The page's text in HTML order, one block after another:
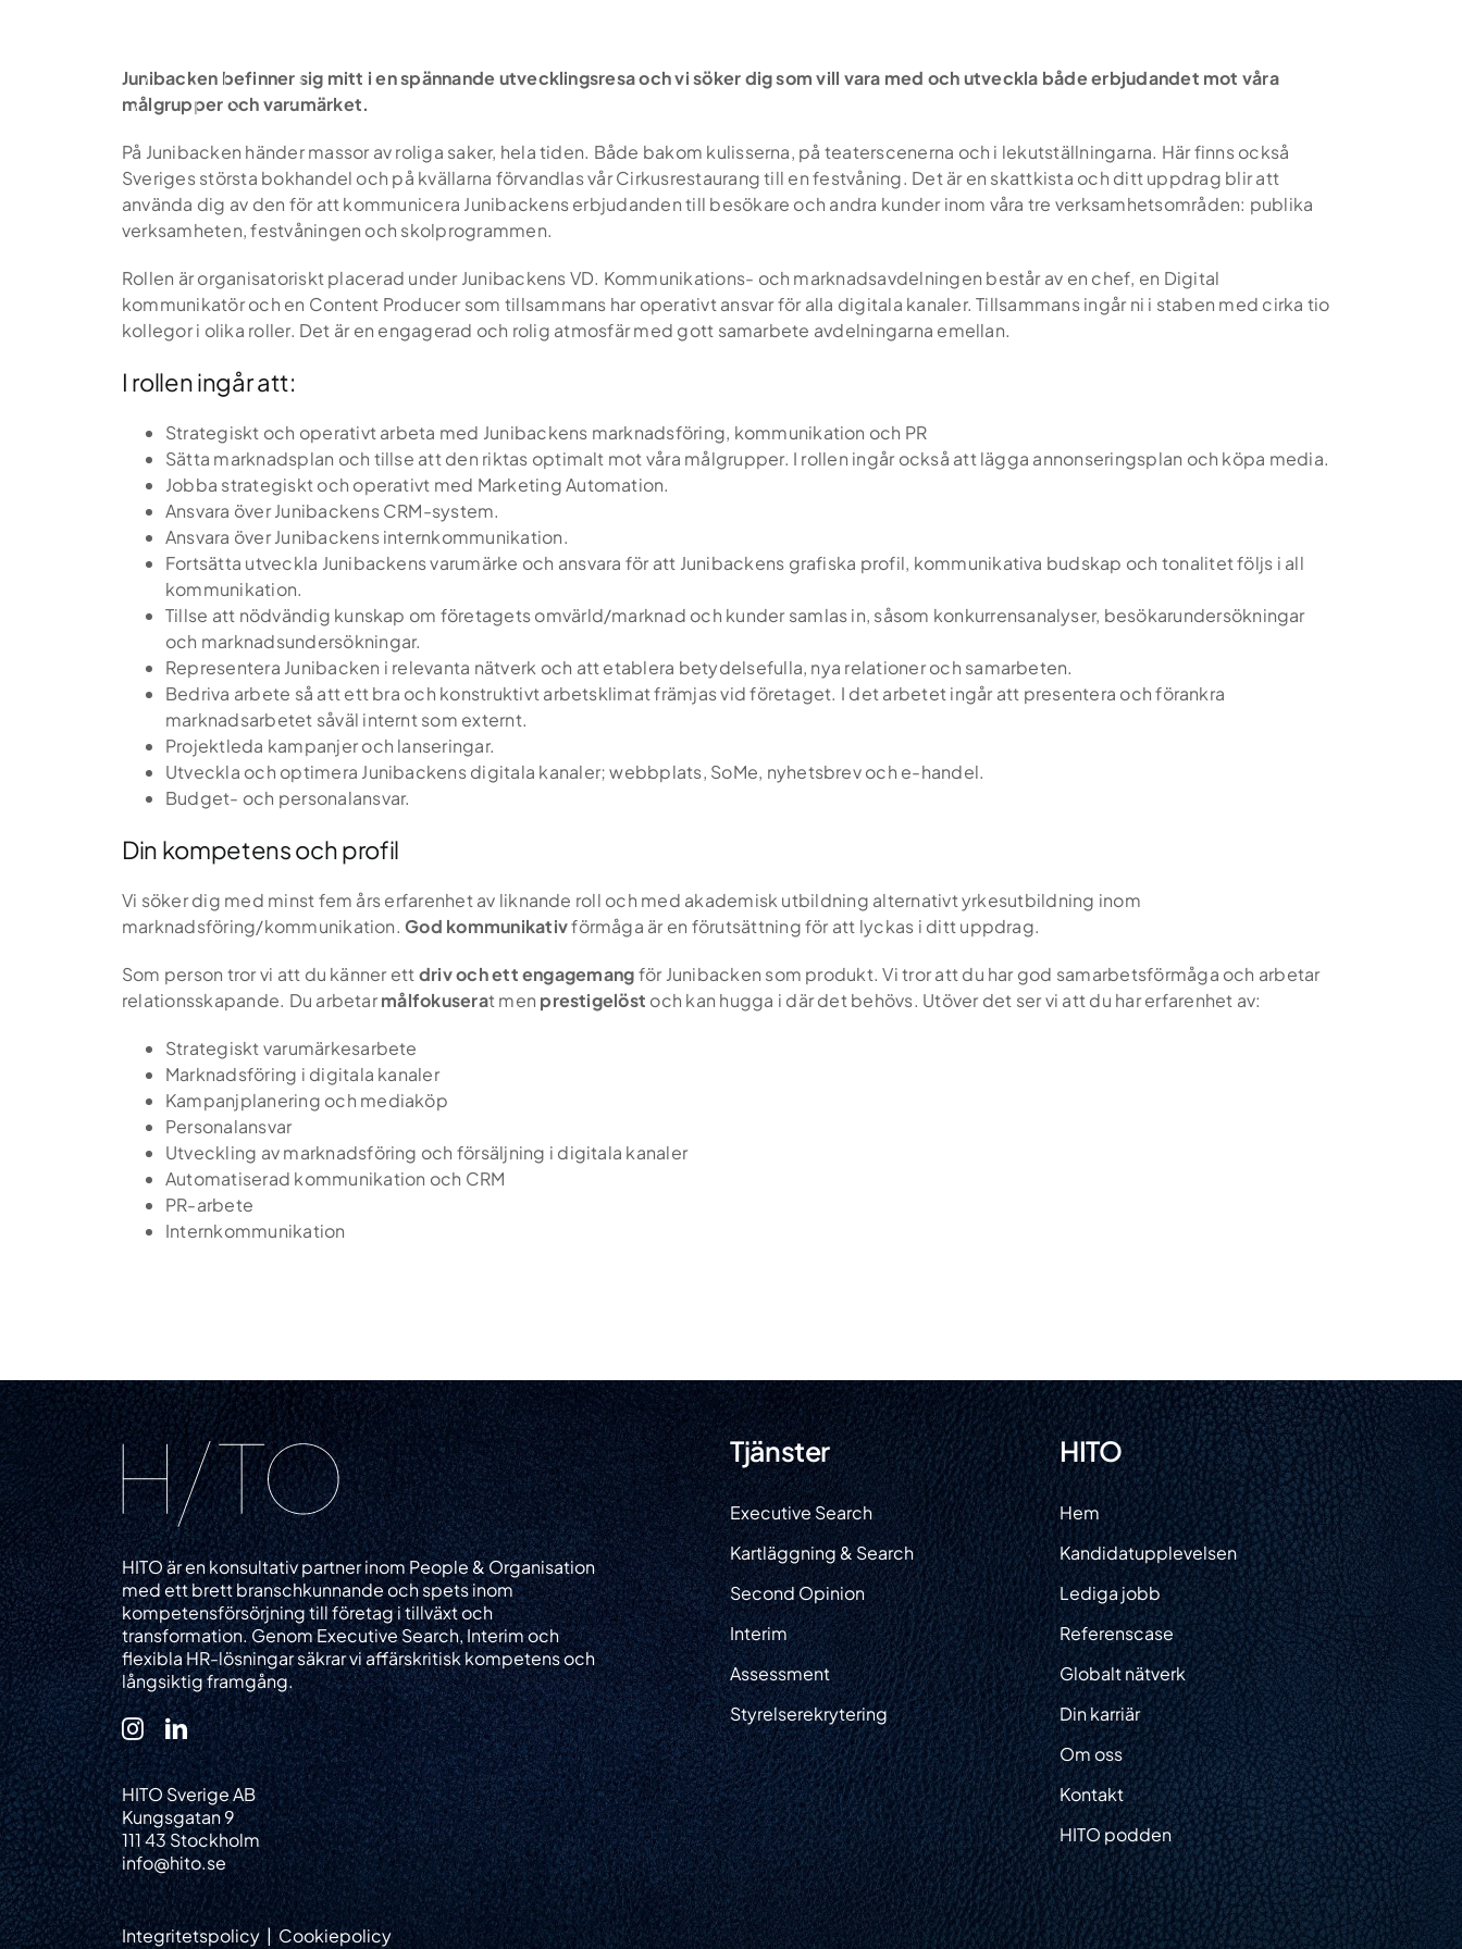
Junibacken befinner sig mitt i en spännande utvecklingsresa och vi söker dig som vill vara med och utveckla både erbjudandet mot våra
målgrupper och varumärket.
På Junibacken händer massor av roliga saker, hela tiden. Både bakom kulisserna, på teaterscenerna och i lekutställningarna. Här finns också
Sveriges största bokhandel och på kvällarna förvandlas vår Cirkusrestaurang till en festvåning. Det är en skattkista och ditt uppdrag blir att
använda dig av den för att kommunicera Junibackens erbjudanden till besökare och andra kunder inom våra tre verksamhetsområden: publika
verksamheten, festvåningen och skolprogrammen.
Rollen är organisatoriskt placerad under Junibackens VD. Kommunikations- och marknadsavdelningen består av en chef, en Digital
kommunikatör och en Content Producer som tillsammans har operativt ansvar för alla digitala kanaler. Tillsammans ingår ni i staben med cirka tio
kollegor i olika roller. Det är en engagerad och rolig atmosfär med gott samarbete avdelningarna emellan.
I rollen ingår att:
Strategiskt och operativt arbeta med Junibackens marknadsföring, kommunikation och PR
Sätta marknadsplan och tillse att den riktas optimalt mot våra målgrupper. I rollen ingår också att lägga annonseringsplan och köpa media.
Jobba strategiskt och operativt med Marketing Automation.
Ansvara över Junibackens CRM-system.
Ansvara över Junibackens internkommunikation.
Fortsätta utveckla Junibackens varumärke och ansvara för att Junibackens grafiska profil, kommunikativa budskap och tonalitet följs i all
kommunikation.
Tillse att nödvändig kunskap om företagets omvärld/marknad och kunder samlas in, såsom konkurrensanalyser, besökarundersökningar
och marknadsundersökningar.
Representera Junibacken i relevanta nätverk och att etablera betydelsefulla, nya relationer och samarbeten.
Bedriva arbete så att ett bra och konstruktivt arbetsklimat främjas vid företaget. I det arbetet ingår att presentera och förankra
marknadsarbetet såväl internt som externt.
Projektleda kampanjer och lanseringar.
Utveckla och optimera Junibackens digitala kanaler; webbplats, SoMe, nyhetsbrev och e-handel.
Budget- och personalansvar.
Din kompetens och profil
Vi söker dig med minst fem års erfarenhet av liknande roll och med akademisk utbildning alternativt yrkesutbildning inom
marknadsföring/kommunikation.God kommunikativförmåga är en förutsättning för att lyckas i ditt uppdrag.
Som person tror vi att du känner ett driv och ett engagemangför Junibacken som produkt. Vi tror att du har god samarbetsförmåga och arbetar
relationsskapande. Du arbetarmålfokuserat men prestigelöst och kan hugga i där det behövs. Utöver det ser vi att du har erfarenhet av:
Strategiskt varumärkesarbete
Marknadsföring i digitala kanaler
Kampanjplanering och mediaköp
Personalansvar
Utveckling av marknadsföring och försäljning i digitala kanaler
Automatiserad kommunikation och CRM
PR-arbete
Internkommunikation
HITO är en konsultativ partner inom People & Organisation
med ett brett branschkunnande och spets inom
kompetensförsörjning till företag i tillväxt och
transformation. Genom Executive Search, Interim och
flexibla HR-lösningar säkrar vi affärskritisk kompetens och
långsiktig framgång.
HITO Sverige AB
Kungsgatan 9
111 43 Stockholm
info@hito.se
Tjänster
Executive Search
Kartläggning & Search
Second Opinion
Interim
Assessment
Styrelserekrytering
HITO
Hem
Kandidatupplevelsen
Lediga jobb
Referenscase
Globalt nätverk
Din karriär
Om oss
Kontakt
HITO podden
Integritetspolicy|Cookiepolicy
Hem
Tjänster
Kandidatupplevelsen
Lediga jobb
Referensuppdrag
Globalt nätverk
Din karriär
Om oss
Kontakt